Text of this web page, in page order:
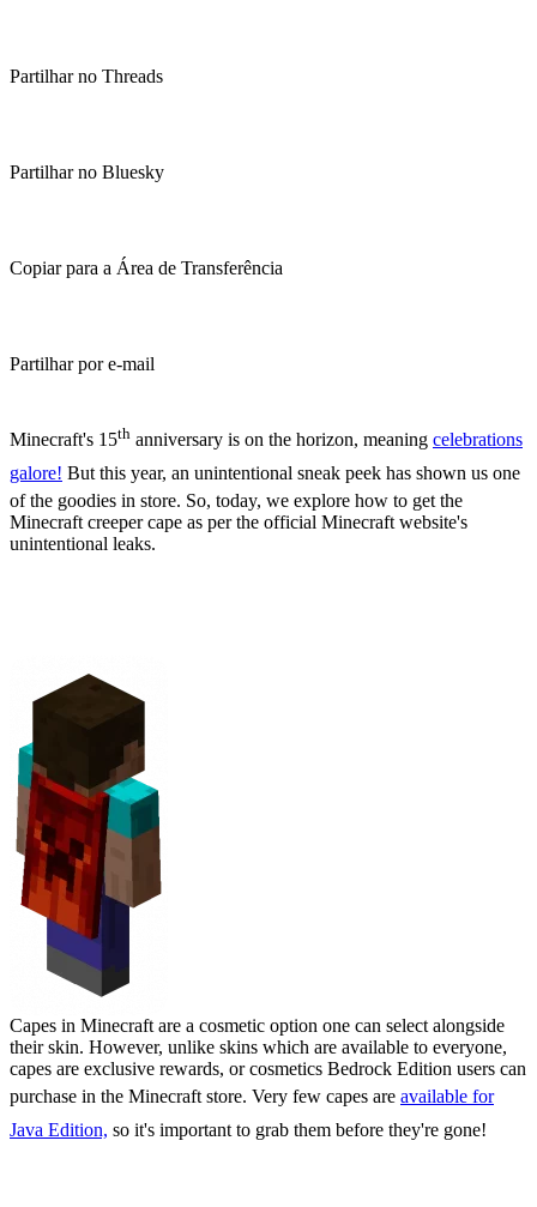
Partilhar no Threads
Partilhar no Bluesky
Copiar para a Área de Transferência
Partilhar por e-mail
Minecraft's 15th anniversary is on the horizon, meaning celebrations
galore! But this year, an unintentional sneak peek has shown us one
of the goodies in store. So, today, we explore how to get the
Minecraft creeper cape as per the official Minecraft website's
unintentional leaks.
Capes in Minecraft are a cosmetic option one can select alongside
their skin. However, unlike skins which are available to everyone,
capes are exclusive rewards, or cosmetics Bedrock Edition users can
purchase in the Minecraft store. Very few capes are available for
Java Edition, so it's important to grab them before they're gone!